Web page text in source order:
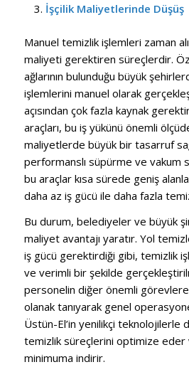
İşçilik Maliyetlerinde Düşüş
Manuel temizlik işlemleri zaman
maliyeti gerektiren süreçlerdir.
ağlarının bulunduğu büyük
işlemlerini manuel olarak
açısından çok fazla kaynak
araçları, bu iş yükünü önemli
maliyetlerde büyük bir tasarruf
performanslı süpürme ve vakum
bu araçlar kısa sürede geniş
daha az iş gücü ile daha fazla
Bu durum, belediyeler ve büyük
maliyet avantajı yaratır. Yol
iş gücü gerektirdiği gibi, temizlik
ve verimli bir şekilde
personelin diğer önemli görevlere
olanak tanıyarak genel
Üstün-El’in yenilikçi teknolojilerle
temizlik süreçlerini optimize eder
minimuma indirir.